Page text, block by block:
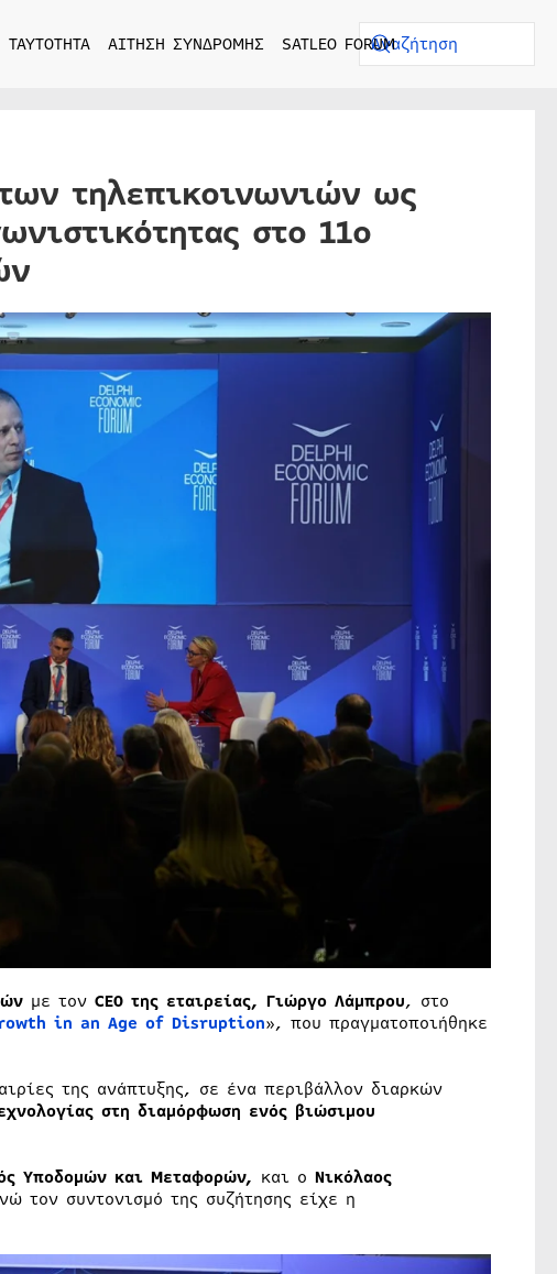
ΤΑΥΤΟΤΗΤΑ ΑΙΤΗΣΗ ΣΥΝΔΡΟΜΗΣ SATLEO FORUM
τηλεπικοινωνιών ως
στο 11o
με τον CEOτης εταιρείας, Γιώργο Λάμπρου, στο
in an Age of Disruption», που πραγματοποιήθηκε
της ανάπτυξης, σε ένα περιβάλλον διαρκών
στη διαμόρφωση ενός βιώσιμου
Υποδομών και Μεταφορών, και o Νικόλαος
τον συντονισμό της συζήτησης είχε η